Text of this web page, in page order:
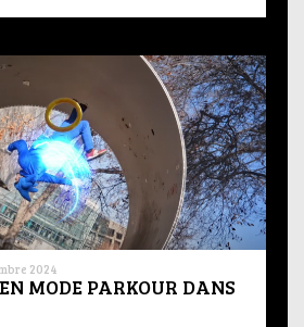
2024
MODE PARKOUR DANS